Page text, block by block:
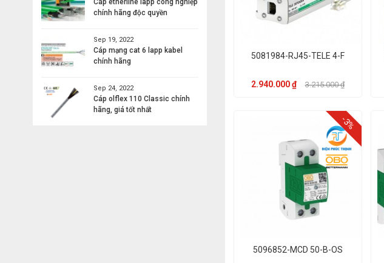
Cáp etherline lapp công nghiệp
chính hãng độc quyền
Sep 19, 2022
Cáp mạng cat 6 lapp kabel
chính hãng
Sep 24, 2022
Cáp olflex 110 Classic chính
hãng, giá tốt nhất
5081984-RJ45-TELE 4-F
2.940.000 ₫ 3.215.000 ₫
-3%
5096852-MCD 50-B-OS